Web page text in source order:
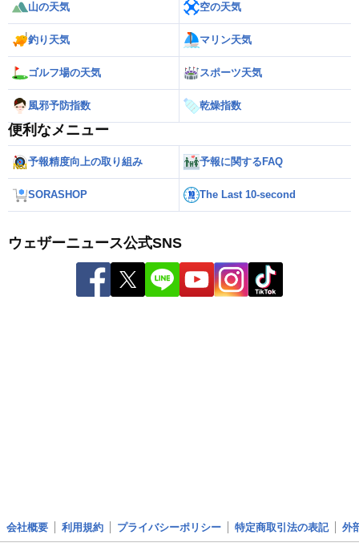
山の天気 空の天気
釣り天気 マリン天気
ゴルフ場の天気 スポーツ天気
風邪予防指数 乾燥指数
便利なメニュー
予報精度向上の取り組み 予報に関するFAQ
SORASHOP The Last 10-second
ウェザーニュース公式SNS
会社概要 利用規約 プライバシーポリシー 特定商取引法の表記 外